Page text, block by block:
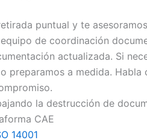
puntual y te
de coordinación
actualizada. Si
preparamos a medida.
la destrucción de
CAE
14001